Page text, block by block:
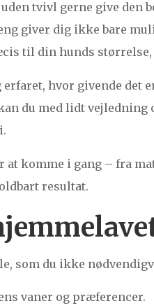
tvivl gerne give den
giver dig ikke bare
til din hunds størrelse,
hvor givende det
du med lidt
at komme i gang – fra
resultat.
som du ikke
vaner og præferencer.